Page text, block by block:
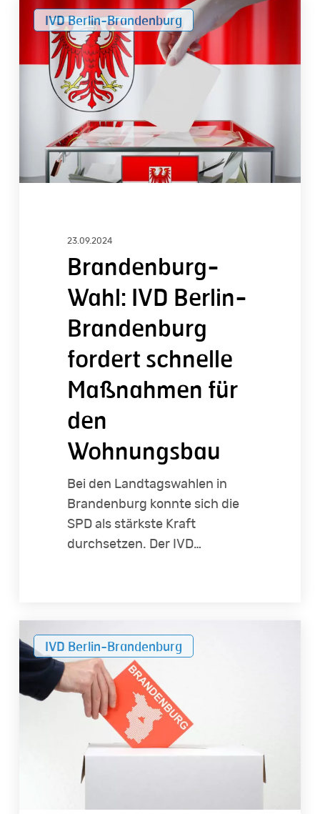
Wahl:
Berlin-
Brandenburg
fordert
Maßnahmen
den
IVD Berlin-Brandenburg
23.09.2024
Brandenburg-
Wahl: IVD Berlin-
Brandenburg
fordert schnelle
Maßnahmen für
den
Wohnungsbau
Bei den Landtagswahlen in
Brandenburg konnte sich die
SPD als stärkste Kraft
durchsetzen. Der IVD…
Wahl:
stehen
Wohnungsbau
IVD Berlin-Brandenburg